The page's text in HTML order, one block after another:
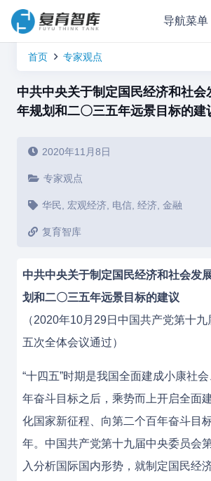
导航菜单
首页 专家观点
中共中央关于制定国民经济和社会
年规划和二〇三五年远景目标的建
2020年11月8日
专家观点
华民 宏观经济, 电信, 经济, 金融
复育智库
中共中央关于制定国民经济和社会发
划和二〇三五年远景目标的建议
（2020年10月29日中国共产党第十
五次全体会议通过）
“十四五”时期是我国全面建成小康社
年奋斗目标之后，乘势而上开启全面
化国家新征程、向第二个百年奋斗目
年。中国共产党第十九届中央委员会
入分析国际国内形势，就制定国民经